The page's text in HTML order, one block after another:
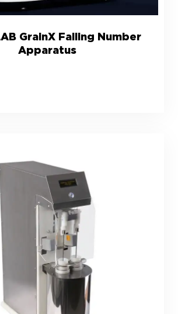
GrainX Falling Number
Apparatus